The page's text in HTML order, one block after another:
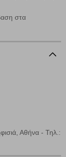
στα
Αθήνα - Τηλ.: